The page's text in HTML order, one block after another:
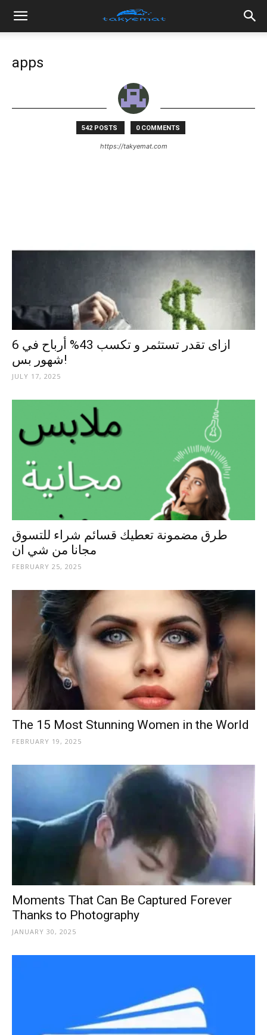
apps
542 POSTS 0 COMMENTS
https://takyemat.com
ازاى تقدر تستثمر و تكسب 43% أرباح في 6
شهور بس!
JULY 17, 2025
طرق مضمونة تعطيك قسائم شراء للتسوق
مجانا من شي ان
FEBRUARY 25, 2025
The 15 Most Stunning Women in the World
FEBRUARY 19, 2025
Moments That Can Be Captured Forever
Thanks to Photography
JANUARY 30, 2025